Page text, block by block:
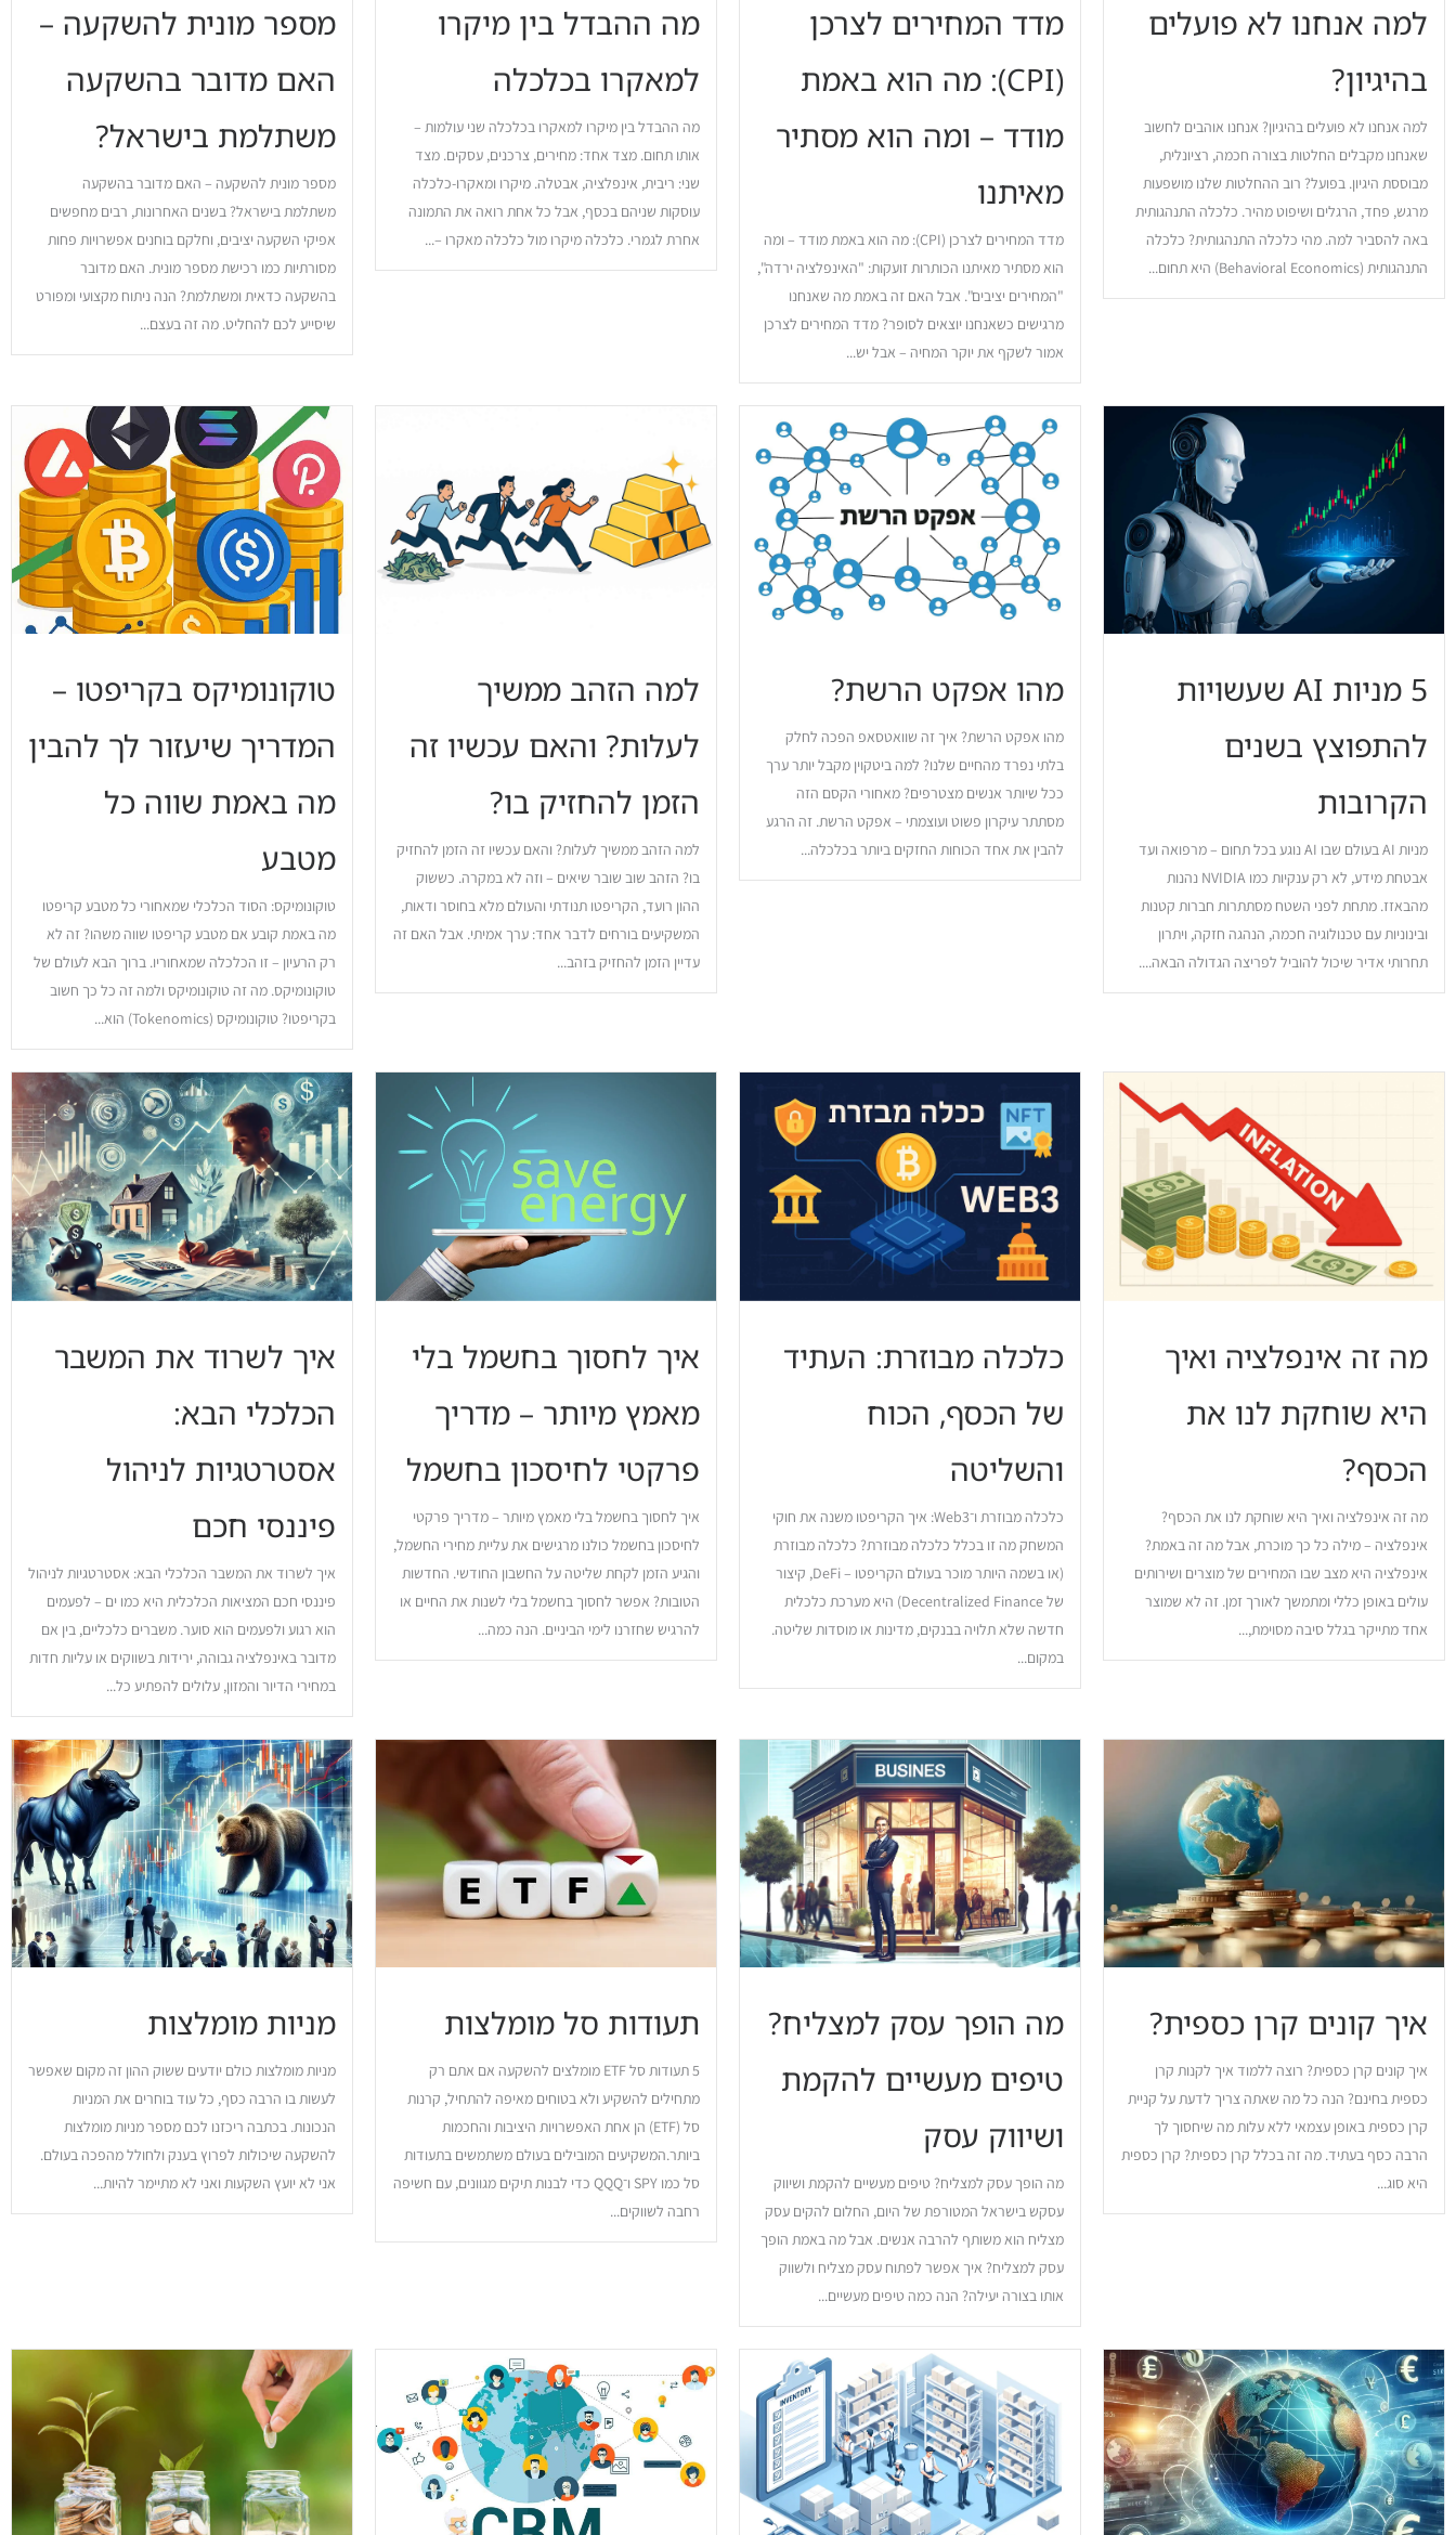
למה אנחנו לא פועלים
בהיגיון?
למה אנחנו לא פועלים בהיגיון? אנחנו אוהבים לחשוב
שאנחנו מקבלים החלטות בצורה חכמה, רציונלית,
מבוססת היגיון. בפועל? רוב ההחלטות שלנו מושפעות
מרגש, פחד, הרגלים ושיפוט מהיר. כלכלה התנהגותית
באה להסביר למה. מהי כלכלה התנהגותית? כלכלה
התנהגותית (Behavioral Economics) היא תחום...
מדד המחירים לצרכן
(CPI): מה הוא באמת
מודד – ומה הוא מסתיר
מאיתנו
מדד המחירים לצרכן (CPI): מה הוא באמת מודד – ומה
הוא מסתיר מאיתנו הכותרות זועקות: "האינפלציה ירדה",
"המחירים יציבים". אבל האם זה באמת מה שאנחנו
מרגישים כשאנחנו יוצאים לסופר? מדד המחירים לצרכן
אמור לשקף את יוקר המחיה – אבל יש...
מה ההבדל בין מיקרו
למאקרו בכלכלה
מה ההבדל בין מיקרו למאקרו​ בכלכלה שני עולמות –
אותו תחום. מצד אחד: מחירים, צרכנים, עסקים. מצד
שני: ריבית, אינפלציה, אבטלה. מיקרו ומאקרו-כלכלה
עוסקות שניהם בכסף, אבל כל אחת רואה את התמונה
אחרת לגמרי. כלכלה מיקרו מול כלכלה מאקרו –...
מספר מונית להשקעה –
האם מדובר בהשקעה
משתלמת בישראל?
מספר מונית להשקעה – האם מדובר בהשקעה
משתלמת בישראל? בשנים האחרונות, רבים מחפשים
אפיקי השקעה יציבים, וחלקם בוחנים אפשרויות פחות
מסורתיות כמו רכישת מספר מונית. האם מדובר
בהשקעה כדאית ומשתלמת? הנה ניתוח מקצועי ומפורט
שיסייע לכם להחליט. מה זה בעצם...
5 מניות AI שעשויות
להתפוצץ בשנים
הקרובות
מניות AI בעולם שבו AI נוגע בכל תחום – מרפואה ועד
אבטחת מידע, לא רק ענקיות כמו NVIDIA נהנות
מהבאזז. מתחת לפני השטח מסתתרות חברות קטנות
ובינוניות עם טכנולוגיה חכמה, הנהגה חזקה, ויתרון
תחרותי אדיר שיכול להוביל לפריצה הגדולה הבאה....
מהו אפקט הרשת?
מהו אפקט הרשת? איך זה שוואטסאפ הפכה לחלק
בלתי נפרד מהחיים שלנו? למה ביטקוין מקבל יותר ערך
ככל שיותר אנשים מצטרפים? מאחורי הקסם הזה
מסתתר עיקרון פשוט ועוצמתי – אפקט הרשת. זה הרגע
להבין את אחד הכוחות החזקים ביותר בכלכלה...
למה הזהב ממשיך
לעלות? והאם עכשיו זה
הזמן להחזיק בו?
למה הזהב ממשיך לעלות? והאם עכשיו זה הזמן להחזיק
בו? הזהב שוב שובר שיאים – וזה לא במקרה. כששוק
ההון רועד, הקריפטו תנודתי והעולם מלא בחוסר ודאות,
המשקיעים בורחים לדבר אחד: ערך אמיתי. אבל האם זה
עדיין הזמן להחזיק בזהב...
טוקונומיקס בקריפטו –
המדריך שיעזור לך להבין
מה באמת שווה כל
מטבע
טוקונומיקס: הסוד הכלכלי שמאחורי כל מטבע קריפטו
מה באמת קובע אם מטבע קריפטו שווה משהו? זה לא
רק הרעיון – זו הכלכלה שמאחוריו. ברוך הבא לעולם של
טוקונומיקס. מה זה טוקונומיקס ולמה זה כל כך חשוב
בקריפטו? טוקונומיקס (Tokenomics) הוא...
מה זה אינפלציה ואיך
היא שוחקת לנו את
הכסף?
מה זה אינפלציה ואיך היא שוחקת לנו את הכסף?
אינפלציה – מילה כל כך מוכרת, אבל מה זה באמת?
אינפלציה היא מצב שבו המחירים של מוצרים ושירותים
עולים באופן כללי ומתמשך לאורך זמן. זה לא שמוצר
אחד מתייקר בגלל סיבה מסוימת,...
כלכלה מבוזרת: העתיד
של הכסף, הכוח
והשליטה
כלכלה מבוזרת ו־Web3: איך הקריפטו משנה את חוקי
המשחק מה זו בכלל כלכלה מבוזרת? כלכלה מבוזרת
(או בשמה היותר מוכר בעולם הקריפטו – DeFi, קיצור
של Decentralized Finance) היא מערכת כלכלית
חדשה שלא תלויה בבנקים, מדינות או מוסדות שליטה.
במקום...
איך לחסוך בחשמל בלי
מאמץ מיותר – מדריך
פרקטי לחיסכון בחשמל
איך לחסוך בחשמל בלי מאמץ מיותר – מדריך פרקטי
לחיסכון בחשמל כולנו מרגישים את עליית מחירי החשמל,
והגיע הזמן לקחת שליטה על החשבון החודשי. החדשות
הטובות? אפשר לחסוך בחשמל בלי לשנות את החיים או
להרגיש שחזרנו לימי הביניים. הנה כמה...
איך לשרוד את המשבר
הכלכלי הבא:
אסטרטגיות לניהול
פיננסי חכם
איך לשרוד את המשבר הכלכלי הבא: אסטרטגיות לניהול
פיננסי חכם המציאות הכלכלית היא כמו ים – לפעמים
הוא רגוע ולפעמים הוא סוער. משברים כלכליים, בין אם
מדובר באינפלציה גבוהה, ירידות בשווקים או עליות חדות
במחירי הדיור והמזון, עלולים להפתיע כל...
איך קונים קרן כספית?
איך קונים קרן כספית? רוצה ללמוד איך לקנות קרן
כספית בחינם? הנה כל מה שאתה צריך לדעת על קניית
קרן כספית באופן עצמאי ללא עלות מה שיחסוך לך
הרבה כסף בעתיד. מה זה בכלל קרן כספית? קרן כספית
היא סוג...
מה הופך עסק למצליח?
טיפים מעשיים להקמת
ושיווק עסק
מה הופך עסק למצליח? טיפים מעשיים להקמת ושיווק
עסקש בישראל המטורפת של היום, החלום להקים עסק
מצליח הוא משותף להרבה אנשים. אבל מה באמת הופך
עסק למצליח? איך אפשר לפתוח עסק מצליח ולשווק
אותו בצורה יעילה? הנה כמה טיפים מעשיים...
תעודות סל מומלצות
5 תעודות סל ETF מומלצים להשקעה אם אתם רק
מתחילים להשקיע ולא בטוחים מאיפה להתחיל, קרנות
סל (ETF) הן אחת האפשרויות היציבות והחכמות
ביותר.המשקיעים המובילים בעולם משתמשים בתעודות
סל כמו SPY ו־QQQ כדי לבנות תיקים מגוונים, עם חשיפה
רחבה לשווקים...
מניות מומלצות
מניות מומלצות כולם יודעים ששוק ההון זה מקום שאפשר
לעשות בו הרבה כסף, כל עוד בוחרים את המניות
הנכונות. בכתבה ריכזנו לכם מספר מניות מומלצות
להשקעה שיכולות לפרוץ בענק ולחולל מהפכה בעולם.
אני לא יועץ השקעות ואני לא מתיימר להיות...